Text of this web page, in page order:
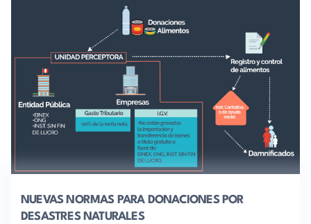
NUEVAS NORMAS PARA DONACIONES POR
DESASTRES NATURALES